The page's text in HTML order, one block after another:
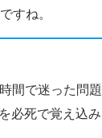
すね。
間で迷った問
必死で覚え込み